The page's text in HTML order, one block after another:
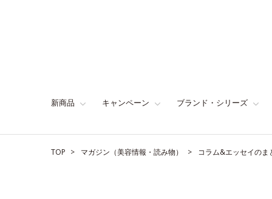
新商品 キャンペーン ブランド・シリーズ
TOP マガジン（美容情報・読み物） コラム&エッセイのま